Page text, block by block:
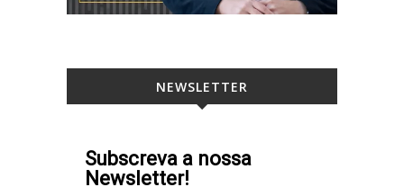
NEWSLETTER
Subscreva a nossa
Newsletter!